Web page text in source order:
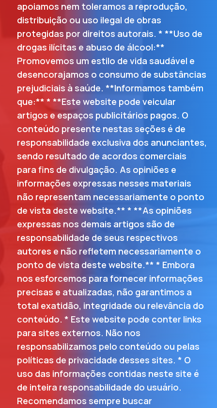
apoiamos nem toleramos a reprodução,
distribuição ou uso ilegal de obras
protegidas por direitos autorais. * **Uso de
drogas ilícitas e abuso de álcool:**
Promovemos um estilo de vida saudável e
desencorajamos o consumo de substâncias
prejudiciais à saúde. **Informamos também
que:** * **Este website pode veicular
artigos e espaços publicitários pagos. O
conteúdo presente nestas seções é de
responsabilidade exclusiva dos anunciantes,
sendo resultado de acordos comerciais
para fins de divulgação. As opiniões e
informações expressas nesses materiais
não representam necessariamente o ponto
de vista deste website.** * **As opiniões
expressas nos demais artigos são de
responsabilidade de seus respectivos
autores e não refletem necessariamente o
ponto de vista deste website.** * Embora
nos esforcemos para fornecer informações
precisas e atualizadas, não garantimos a
total exatidão, integridade ou relevância do
conteúdo. * Este website pode conter links
para sites externos. Não nos
responsabilizamos pelo conteúdo ou pelas
políticas de privacidade desses sites. * O
uso das informações contidas neste site é
de inteira responsabilidade do usuário.
Recomendamos sempre buscar